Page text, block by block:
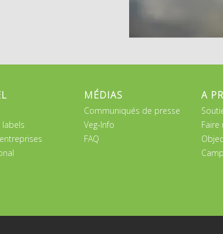
labels
MÉDIAS
Communiqués de presse
Veg-Info
FAQ
A
Faire